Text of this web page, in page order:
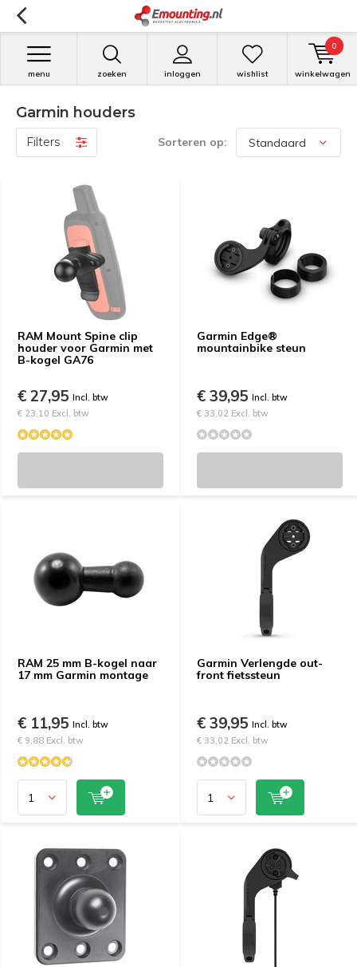
zoeken inloggen
menu wishlist winkelwagen
0
Garmin houders
Filters Sorteren op:
RAM Mount Spine clip
houder voor Garmin met
B-kogel GA76
€ 27,95 Incl. btw
€ 23,10 Excl. btw
Garmin Edge®
mountainbike steun
€ 39,95 Incl. btw
€ 33,02 Excl. btw
RAM 25 mm B-kogel naar
17 mm Garmin montage
€ 11,95 Incl. btw
€ 9,88 Excl. btw
Garmin Verlengde out-
front fietssteun
€ 39,95 Incl. btw
€ 33,02 Excl. btw